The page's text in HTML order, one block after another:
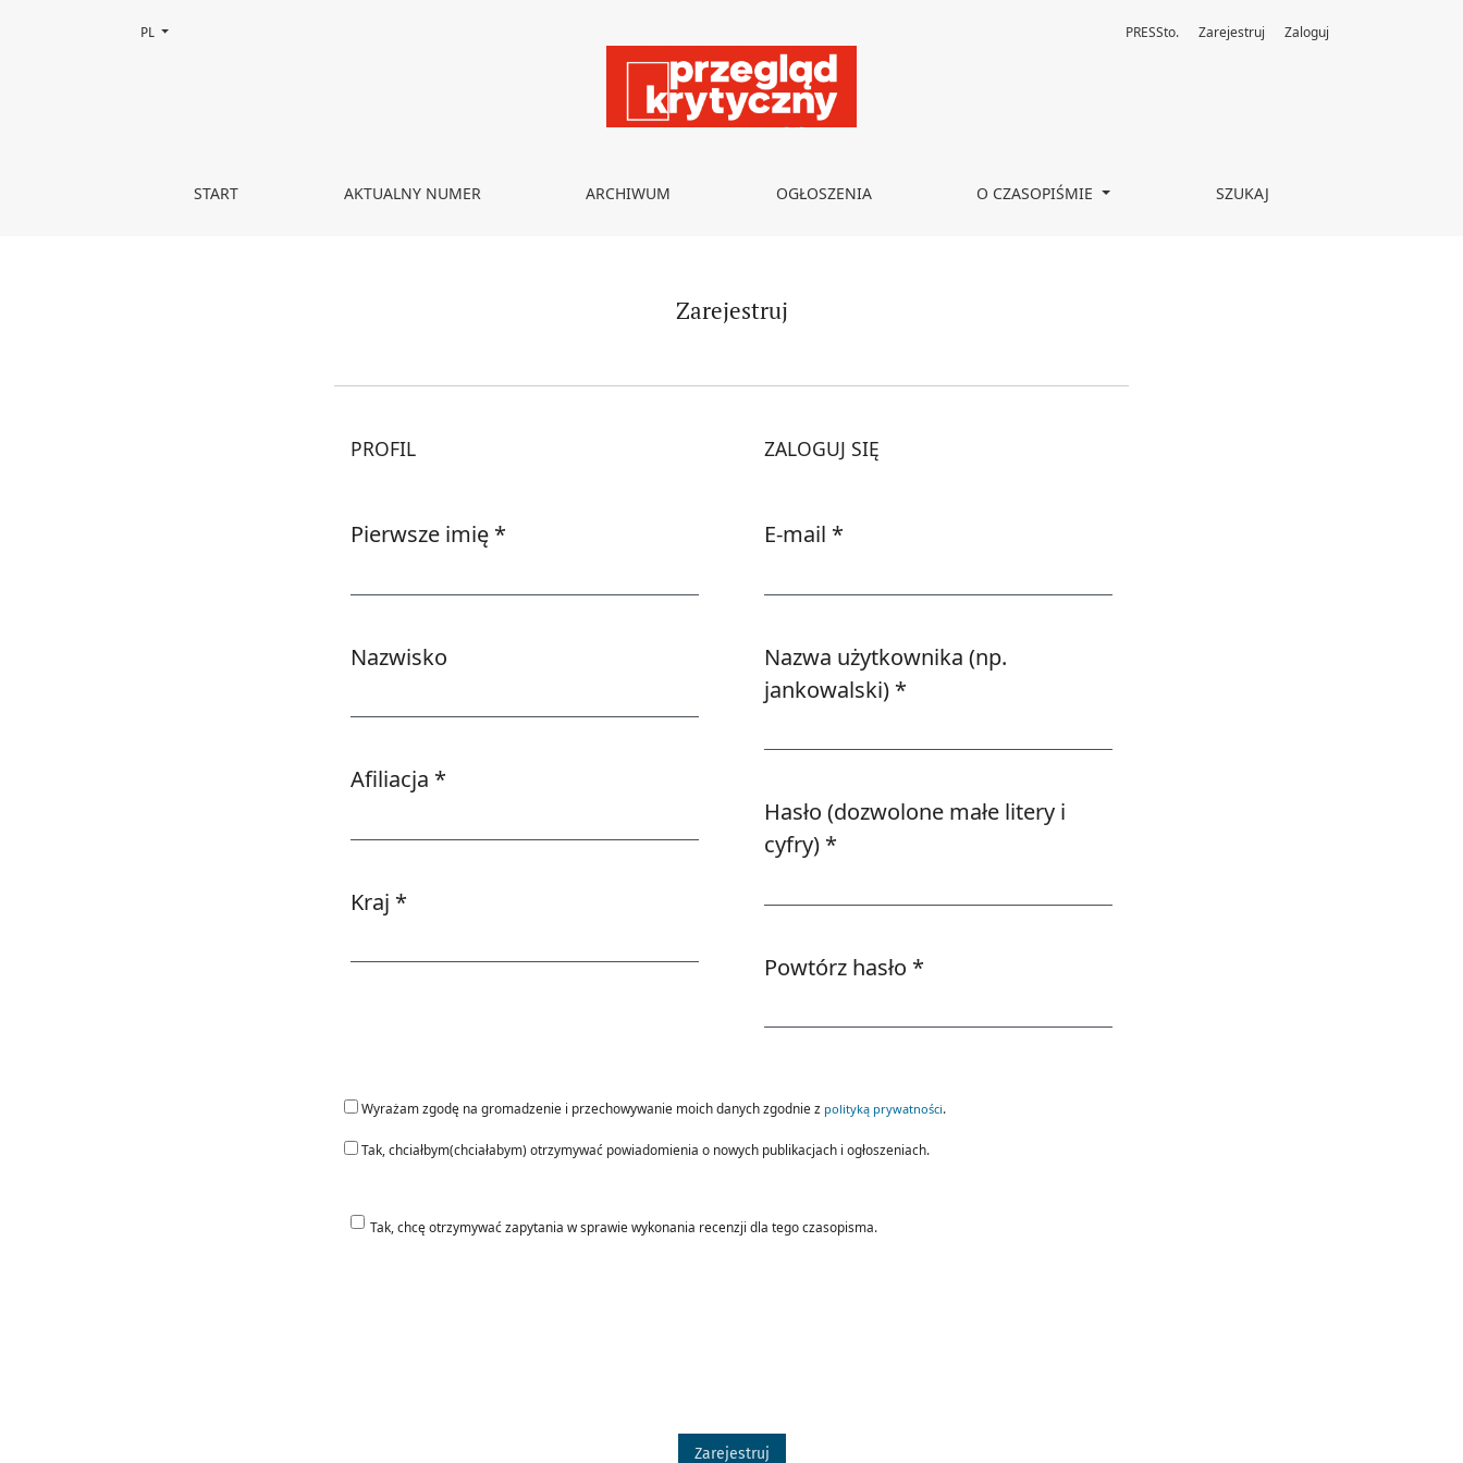
Zarejestruj
START AKTUALNY NUMER ARCHIWUM OGŁOSZENIA O CZASOPIŚMIE SZUKAJ
PRESSto. Zarejestruj Zaloguj
Zmień język, obecnie wybrany to:
PL
Zarejestruj
PROFIL
Pierwsze imię *
Nazwisko
Afiliacja *
Kraj *
ZALOGUJ SIĘ
E-mail *
Nazwa użytkownika (np.
jankowalski) *
Hasło (dozwolone małe litery i
cyfry) *
Powtórz hasło *
Wyrażam zgodę na gromadzenie i przechowywanie moich danych zgodnie z polityką prywatności.
Tak, chciałbym(chciałabym) otrzymywać powiadomienia o nowych publikacjach i ogłoszeniach.
Tak, chcę otrzymywać zapytania w sprawie wykonania recenzji dla tego czasopisma.
Zarejestruj